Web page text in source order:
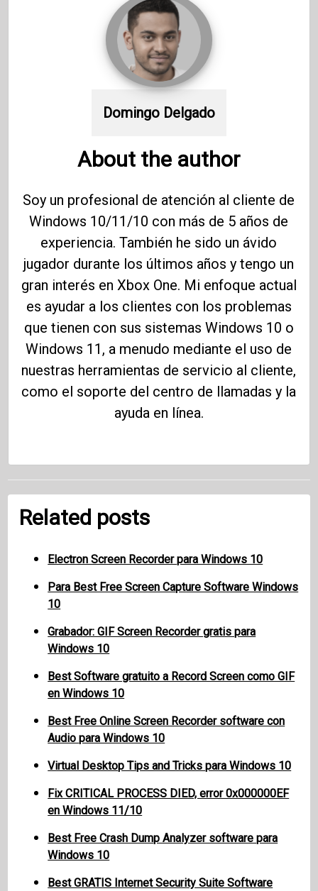
Domingo Delgado
About the author
Soy un profesional de atención al cliente de
Windows 10/11/10 con más de 5 años de
experiencia. También he sido un ávido
jugador durante los últimos años y tengo un
gran interés en Xbox One. Mi enfoque actual
es ayudar a los clientes con los problemas
que tienen con sus sistemas Windows 10 o
Windows 11, a menudo mediante el uso de
nuestras herramientas de servicio al cliente,
como el soporte del centro de llamadas y la
ayuda en línea.
Related posts
Electron Screen Recorder para Windows 10
Para Best Free Screen Capture Software Windows
10
Grabador: GIF Screen Recorder gratis para
Windows 10
Best Software gratuito a Record Screen como GIF
en Windows 10
Best Free Online Screen Recorder software con
Audio para Windows 10
Virtual Desktop Tips and Tricks para Windows 10
Fix CRITICAL PROCESS DIED, error 0x000000EF
en Windows 11/10
Best Free Crash Dump Analyzer software para
Windows 10
Best GRATIS Internet Security Suite Software